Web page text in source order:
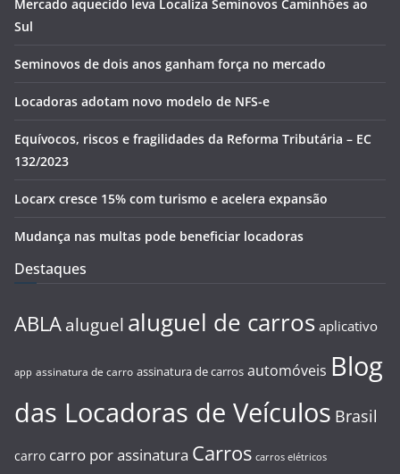
Mercado aquecido leva Localiza Seminovos Caminhões ao
Sul
Seminovos de dois anos ganham força no mercado
Locadoras adotam novo modelo de NFS-e
Equívocos, riscos e fragilidades da Reforma Tributária – EC
132/2023
Locarx cresce 15% com turismo e acelera expansão
Mudança nas multas pode beneficiar locadoras
Destaques
ABLA aluguel aluguel de carros aplicativo
app assinatura de carro assinatura de carros automóveis Blog
das Locadoras de Veículos Brasil
carro carro por assinatura Carros carros elétricos